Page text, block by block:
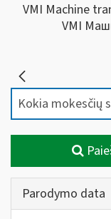
VMI Machine
VMI
Parodymo data